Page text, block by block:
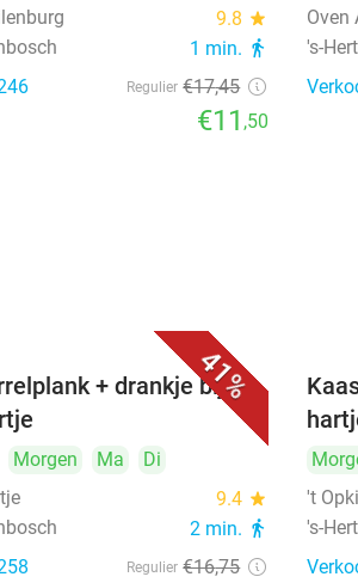
9.8 star
1 min. directions_walk
Regulier €17,45
€11,50
Oven
's-
41%
+ drankje bij 't
Morgen Ma
Di
9.4 star
2 min. directions_walk
Regulier €16,75
't
's-